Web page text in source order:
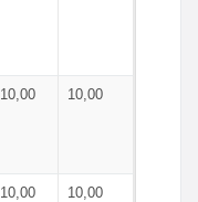
10,00 10,00
10,00 10,00